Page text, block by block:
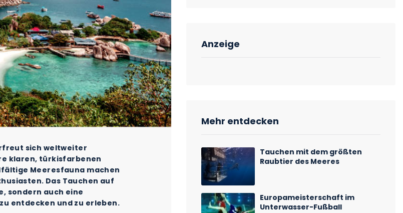
sich weltweiter
klaren, türkisfarbenen
Meeresfauna machen
Das Tauchen auf
sondern auch eine
entdecken und zu erleben.
Anzeige
Mehr entdecken
Tauchen mit dem größten
Raubtier des Meeres
Europameisterschaft im
Unterwasser-Fußball